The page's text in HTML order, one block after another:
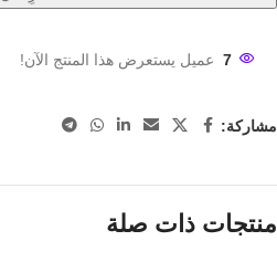
7 عميل يستعرض هذا المنتج الآن!
مشاركة:
منتجات ذات صلة